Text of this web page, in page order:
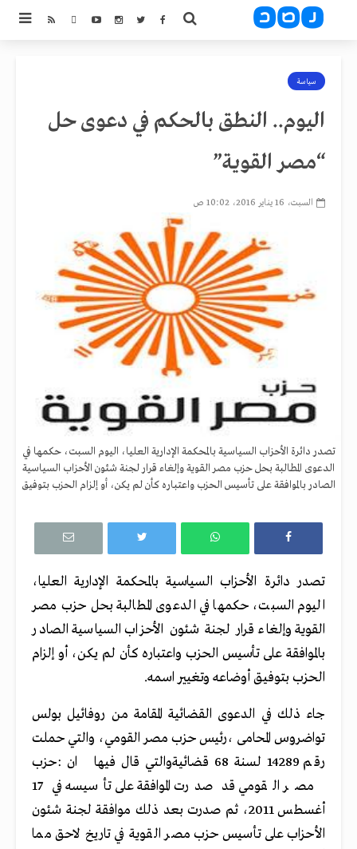
سياسة
اليوم.. النطق بالحكم في دعوى حل
“مصر القوية”
السبت، 16 يناير 2016، 10:02 ص
تصدر دائرة الأحزاب السياسية بالمحكمة الإدارية العليا، اليوم السبت، حكمها في
الدعوى المطالبة بحل حزب مصر القوية وإلغاء قرار لجنة شئون الأحزاب السياسية
الصادر بالموافقة على تأسيس الحزب واعتباره كأن لم يكن، أو إلزام الحزب بتوفيق
تصدر دائرة الأحزاب السياسية بالمحكمة الإدارية العليا،
اليوم السبت، حكمها في الدعوى المطالبة بحل حزب مصر
القوية وإلغاء قرار لجنة شئون الأحزاب السياسية الصادر
بالموافقة على تأسيس الحزب واعتباره كأن لم يكن، أو إلزام
الحزب بتوفيق أوضاعه وتغيير اسمه.
جاء ذلك في الدعوى القضائية المقامة من روفائيل بولس
تواضروس المحامى ،رئيس حزب مصر القومي، والتي حملت
رقم 14289 لسنة 68 قضائية
: والتي قال فيها ان
حزب
مصر القومي قد صدرت الموافقة على تأسيسه في 17
أغسطس 2011، ثم صدرت بعد ذلك موافقة لجنة شئون
الأحزاب على تأسيس حزب مصر القوية في تاريخ لاحق مما